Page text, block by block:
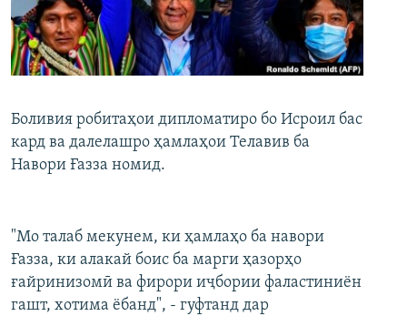
ГУЗОРИШҲОИ РАДИОӢ
Русский
Боливия робитаҳои дипломатиро бо Исроил бас
кард ва далелашро ҳамлаҳои Телавив ба
Навори Ғазза номид.
"Мо талаб мекунем, ки ҳамлаҳо ба навори
Ғазза, ки алакай боис ба марги ҳазорҳо
ғайринизомӣ ва фирори иҷбории фаластиниён
гашт, хотима ёбанд", - гуфтанд дар